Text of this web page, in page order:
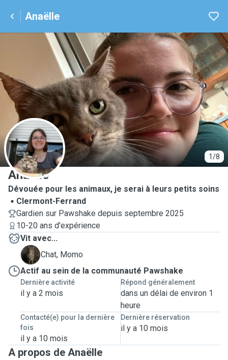
Anaëlle
1/8
A
Anaëlle
Dévouée pour les animaux, je serai à leurs petits soins
Clermont-Ferrand
Gardien sur Pawshake depuis septembre 2025
10-20 ans d'expérience
Vit avec...
M
Chat, Momo
Actif au sein de la communauté Pawshake
Dernière activité
il y a 2 mois
Répond généralement
dans un délai de environ 1
heure
Contacté(e) pour la dernière
fois
il y a 10 mois
Dernière réservation
il y a 10 mois
A propos de Anaëlle